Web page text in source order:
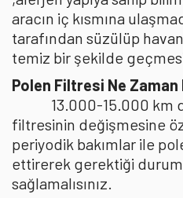
aracın iç kısmına
tarafından süzülüp
temiz bir şekilde
Polen Filtresi Ne Zaman
13.000-15.000 km
filtresinin değişmesine
periyodik bakımlar ile
ettirerek gerektiği
sağlamalısınız.